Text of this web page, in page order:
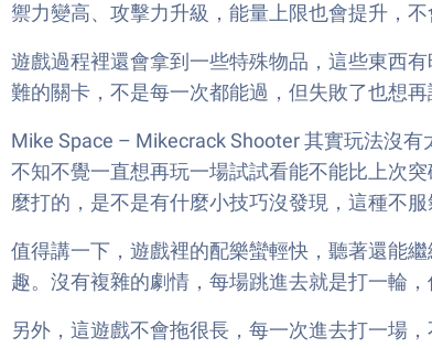
禦力變高、攻擊力升級，能量上限也會提升，
遊戲過程裡還會拿到一些特殊物品，這些東西
難的關卡，不是每一次都能過，但失敗了也想
Mike Space – Mikecrack Shooter 其實玩法沒
不知不覺一直想再玩一場試試看能不能比上次
麼打的，是不是有什麼小技巧沒發現，這種不服
值得講一下，遊戲裡的配樂蠻輕快，聽著還能
趣。沒有複雜的劇情，每場跳進去就是打一輪
另外，這遊戲不會拖很長，每一次進去打一場